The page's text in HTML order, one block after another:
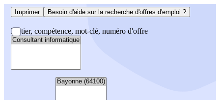
Imprimer Besoin d'aide sur la recherche d'offres d'emploi ?
Métier, compétence, mot-clé, numéro d'offre